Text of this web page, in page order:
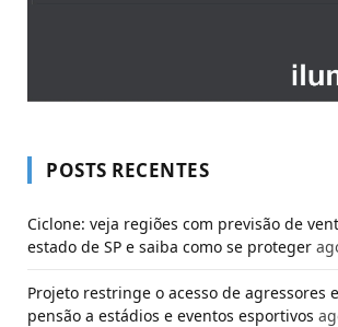
POSTS RECENTES
Ciclone: veja regiões com previsão de
estado de SP e saiba como se proteger
Projeto restringe o acesso de agressores
pensão a estádios e eventos esportivos